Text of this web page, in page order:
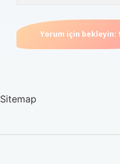
Sitemap